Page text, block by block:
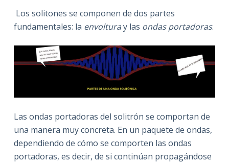
Los solitones se componen de dos partes
fundamentales: la envolturay las ondas portadoras.
Las ondas portadoras del solitrón se comportan de
una manera muy concreta. En un paquete de ondas,
dependiendo de cómo se comporten las ondas
portadoras, es decir, de si continúan propagándose